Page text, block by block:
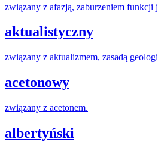
związany z afazją, zaburzeniem funkcji
aktualistyczny
związany z aktualizmem, zasadą
acetonowy
związany z acetonem.
albertyński